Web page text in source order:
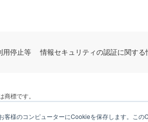
客様のコンピューターにCookieを保存します。こ
用停止等 情報セキュリティの認証に関する
標です。